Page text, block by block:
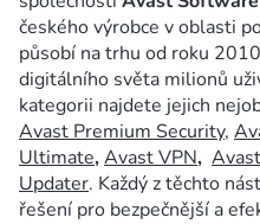
českého výrobce v oblasti
působí na trhu od roku
digitálního světa milionů
kategorii najdete jejich
Avast Premium Security,
Ultimate,Avast VPN,
Updater. Každý z těchto
řešení pro bezpečnější a